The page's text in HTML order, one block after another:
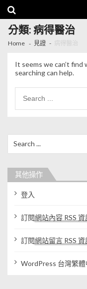
Skip to navigation
Skip to content
分類: 病得醫治
Home 見證 病得醫治
It seems we can’t find
searching can help.
其他操作
登入
訂閱網站內容 RSS
訂閱網站留言 RSS
WordPress 台灣繁體